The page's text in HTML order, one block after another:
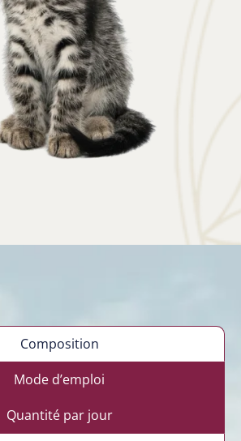
Composition
Mode d’emploi
Quantité par jour